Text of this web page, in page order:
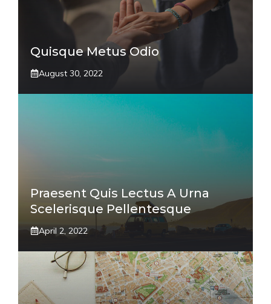
Quisque Metus Odio
August 30, 2022
Praesent Quis Lectus A Urna
Scelerisque Pellentesque
April 2, 2022